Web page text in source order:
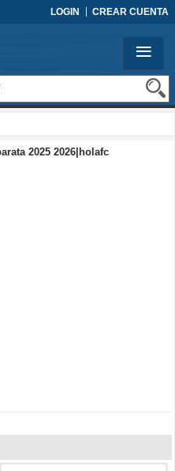
LOGIN CREAR CUENTA
2025 2026|holafc